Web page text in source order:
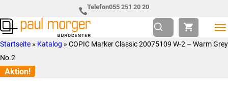
Hauptnavigation
springen
to
main
content
Telefon055 251 20 20
Paul
Morger
AG
so
individuell
wie
Startseite » Katalog » COPIC Marker Classic 20075109 W-2 – Warm Grey
No.2
Aktion!